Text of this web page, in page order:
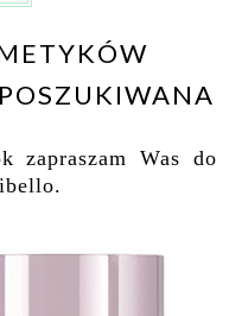
zapraszam Was do